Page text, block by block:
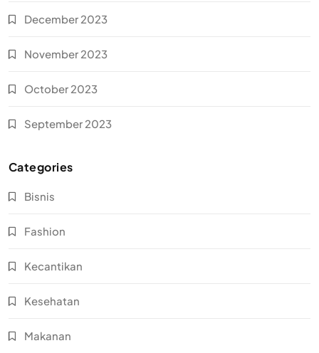
December 2023
November 2023
October 2023
September 2023
Categories
Bisnis
Fashion
Kecantikan
Kesehatan
Makanan